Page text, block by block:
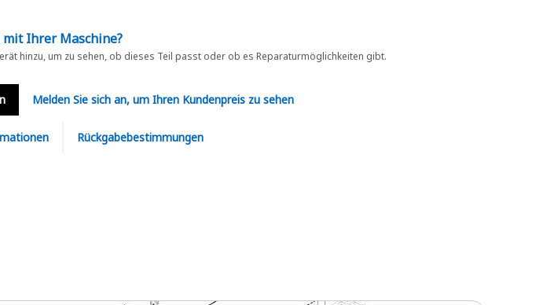
Ihrer Maschine?
hinzu, um zu sehen, ob dieses Teil passt oder ob es Reparaturmöglichkeiten gibt.
Melden Sie sich an, um Ihren Kundenpreis zu sehen
Rückgabebestimmungen